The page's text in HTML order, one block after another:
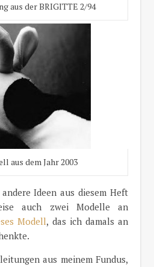
aus der BRIGITTE 2/94
aus dem Jahr 2003
Ideen aus diesem Heft
auch zwei Modelle an
Modell, das ich damals an
aus meinem Fundus,